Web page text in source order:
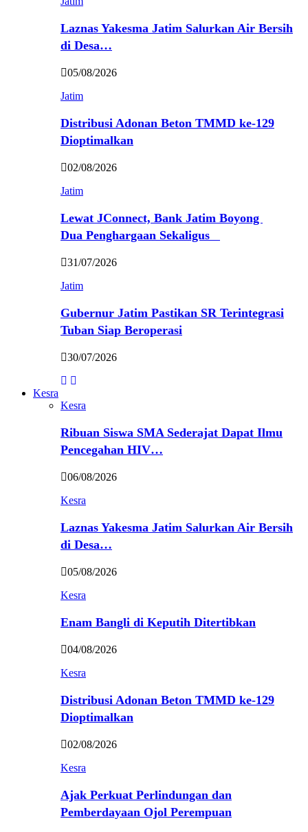
Laznas Yakesma Jatim Salurkan Air Bersih
di Desa…
05/08/2026
Jatim
Distribusi Adonan Beton TMMD ke-129
Dioptimalkan
02/08/2026
Jatim
Lewat JConnect, Bank Jatim Boyong
Dua Penghargaan Sekaligus
31/07/2026
Jatim
Gubernur Jatim Pastikan SR Terintegrasi
Tuban Siap Beroperasi
30/07/2026
Kesra
Kesra
Ribuan Siswa SMA Sederajat Dapat Ilmu
Pencegahan HIV…
06/08/2026
Kesra
Laznas Yakesma Jatim Salurkan Air Bersih
di Desa…
05/08/2026
Kesra
Enam Bangli di Keputih Ditertibkan
04/08/2026
Kesra
Distribusi Adonan Beton TMMD ke-129
Dioptimalkan
02/08/2026
Kesra
Ajak Perkuat Perlindungan dan
Pemberdayaan Ojol Perempuan